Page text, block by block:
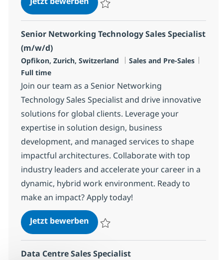
Senior Networking Technology Sales Specialist
(m/w/d)
Standort
Opfikon, Zurich, Switzerland Kategorie
Sales and Pre-Sales
Full time
Join our team as a Senior Networking
Technology Sales Specialist and drive innovative
solutions for global clients. Leverage your
expertise in solution design, business
development, and managed services to shape
impactful architectures. Collaborate with top
industry leaders and accelerate your career in a
dynamic, hybrid work environment. Ready to
make an impact? Apply today!
Jetzt bewerbenSenior Networking Technology
Data Centre Sales Specialist